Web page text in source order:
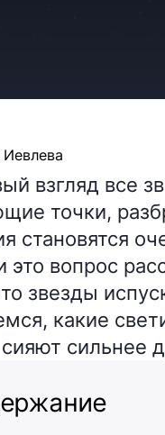
взгляд все
точки,
становятся
это вопрос
звезды
какие
сильнее